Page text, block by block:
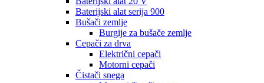
Baterijski alat serija 900
Bušači zemlje
Burgije za bušače zemlje
Cepači za drva
Električni cepači
Motorni cepači
Čistači snega